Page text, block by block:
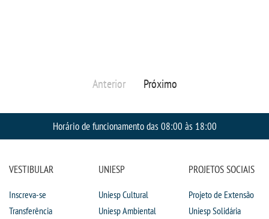
Anterior Próximo
Horário de funcionamento das 08:00 às 18:00
VESTIBULAR
Inscreva-se
Transferência
UNIESP
Uniesp Cultural
Uniesp Ambiental
PROJETOS SOCIAIS
Projeto de Extensão
Uniesp Solidária